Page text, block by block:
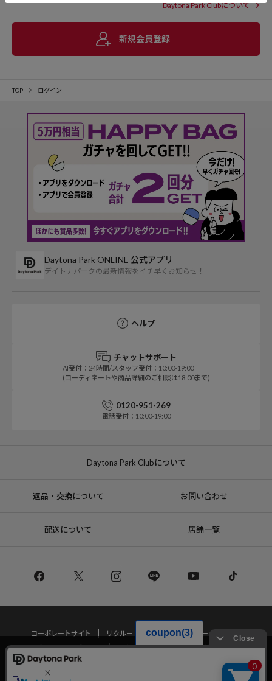
Daytona Park Clubについて
新規会員登録
TOP ログイン
Daytona Park ONLINE 公式アプリ
デイトナパークの最新情報をイチ早くお知らせ！
ヘルプ
チャットサポート
AI受付：24時間/スタッフ受付：10:00-19:00
(コーディネートや商品詳細のご相談は18:00まで)
0120-951-269
電話受付：10:00-19:00
Daytona Park Clubについて
返品・交換について お問い合わせ
配送について 店舗一覧
コーポレートサイト リクルート
サステナブルマークについて
プライバシーポリシー
特定商取引法・古物営業法に基づく表記
当サイトでは利用体験の向上およびコンテンツの最適な提供、トラフィック
の分析を目的としてCookieを使用しています。